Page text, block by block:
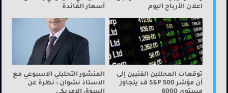
اعلان الأرباح اليوم
أسعار الفائدة
توقعات المحللين الفنيين إلى
أن مؤشر S&P 500 قد يتجاوز
المنشور التحليلي الاسبوعي مع
الاستاذ نشوان : نظرة عن